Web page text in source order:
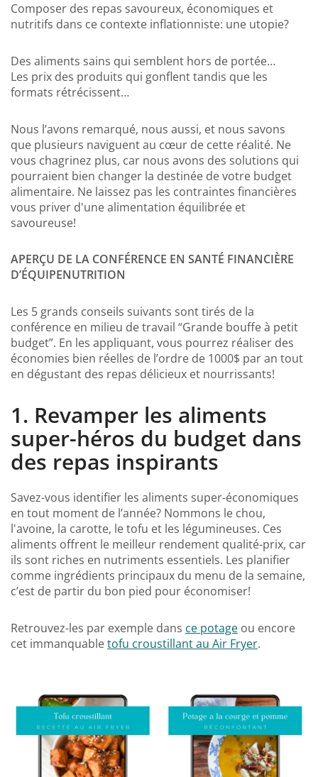
Composer des repas savoureux, économiques et
nutritifs dans ce contexte inflationniste: une utopie?
Des aliments sains qui semblent hors de portée…
Les prix des produits qui gonflent tandis que les
formats rétrécissent…
Nous l’avons remarqué, nous aussi, et nous savons
que plusieurs naviguent au cœur de cette réalité. Ne
vous chagrinez plus, car nous avons des solutions qui
pourraient bien changer la destinée de votre budget
alimentaire. Ne laissez pas les contraintes financières
vous priver d'une alimentation équilibrée et
savoureuse!
APERÇU DE LA CONFÉRENCE EN SANTÉ FINANCIÈRE
D’ÉQUIPENUTRITION
Les 5 grands conseils suivants sont tirés de la
conférence en milieu de travail “Grande bouffe à petit
budget”. En les appliquant, vous pourrez réaliser des
économies bien réelles de l’ordre de 1000$ par an tout
en dégustant des repas délicieux et nourrissants!
1. Revamper les aliments
super-héros du budget dans
des repas inspirants
Savez-vous identifier les aliments super-économiques
en tout moment de l’année? Nommons le chou,
l'avoine, la carotte, le tofu et les légumineuses. Ces
aliments offrent le meilleur rendement qualité-prix, car
ils sont riches en nutriments essentiels. Les planifier
comme ingrédients principaux du menu de la semaine,
c’est de partir du bon pied pour économiser!
Retrouvez-les par exemple dans ce potage ou encore
cet immanquabletofu croustillant au Air Fryer.